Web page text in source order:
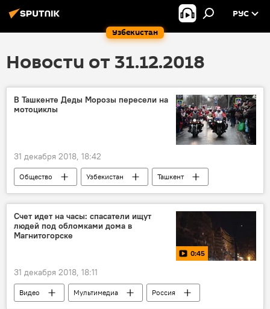
Узбекистан
РУС
Новости от 31.12.2018
В Ташкенте Деды Морозы пересели на
мотоциклы
31 декабря 2018, 18:42
Общество Узбекистан
Ташкент
Дед Мороз
Счет идет на часы: спасатели ищут
людей под обломками дома в
Магнитогорске
0:45
31 декабря 2018, 18:11
Видео Мультимедиа
Россия